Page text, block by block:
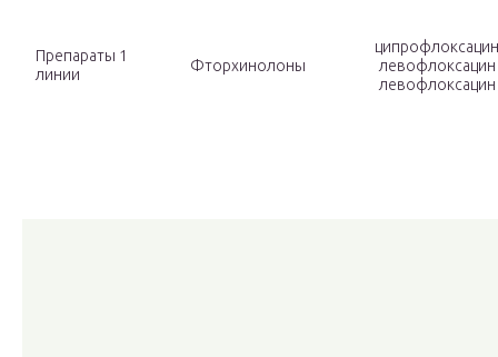
Препараты 1
линии
Фторхинолоны
ципрофлоксацин
левофлоксацин
левофлоксацин